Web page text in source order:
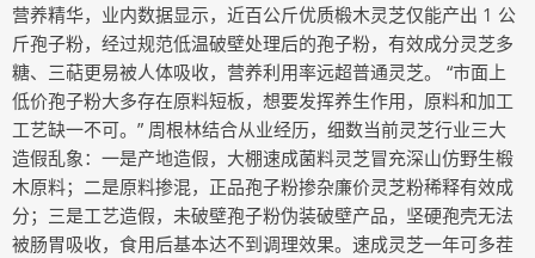
营养精华，业内数据显示，近百公斤优质椴木灵芝仅能产出 1 公
斤孢子粉，经过规范低温破壁处理后的孢子粉，有效成分灵芝多
糖、三萜更易被人体吸收，营养利用率远超普通灵芝。 “市面上
低价孢子粉大多存在原料短板，想要发挥养生作用，原料和加工
工艺缺一不可。” 周根林结合从业经历，细数当前灵芝行业三大
造假乱象：一是产地造假，大棚速成菌料灵芝冒充深山仿野生椴
木原料；二是原料掺混，正品孢子粉掺杂廉价灵芝粉稀释有效成
分；三是工艺造假，未破壁孢子粉伪装破壁产品，坚硬孢壳无法
被肠胃吸收，食用后基本达不到调理效果。速成灵芝一年可多茬